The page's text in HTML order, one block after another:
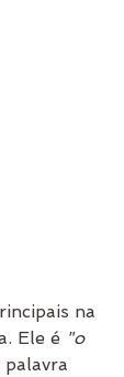
na
Ele é "o
palavra